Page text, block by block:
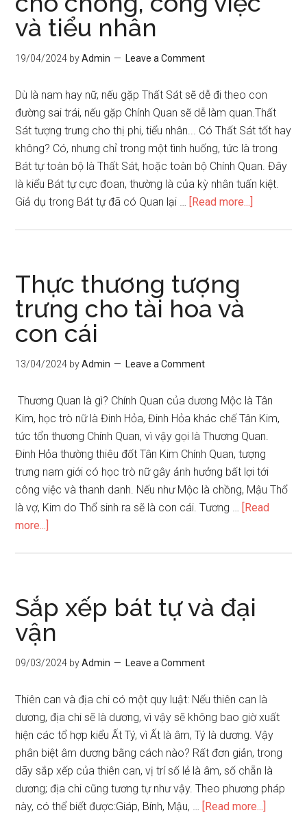
qua
thập
thần
và tiểu nhân
19/04/2024 byAdmin Leave a Comment
Dù là nam hay nữ, nếu gặp Thất Sát sẽ dễ đi theo con
đường sai trái, nếu gặp Chính Quan sẽ dễ làm quan.Thất
Sát tượng trưng cho thị phi, tiểu nhân... Có Thất Sát tốt hay
không? Có, nhưng chỉ trong một tình huống, tức là trong
Bát tự toàn bộ là Thất Sát, hoặc toàn bộ Chính Quan. Đây
là kiểu Bát tự cực đoan, thường là của kỳ nhân tuấn kiệt.
Giả dụ trong Bát tự đã có Quan lại … [Read more...]
nhân
Thực thương tượng
trưng cho tài hoa và
con cái
13/04/2024 byAdmin Leave a Comment
Thương Quan là gì? Chính Quan của dương Mộc là Tân
Kim, học trò nữ là Đinh Hỏa, Đinh Hỏa khác chế Tân Kim,
tức tổn thương Chính Quan, vì vậy gọi là Thương Quan.
Đinh Hỏa thường thiêu đốt Tân Kim Chính Quan, tượng
trưng nam giới có học trò nữ gây ảnh hưởng bất lợi tới
công việc và thanh danh. Nếu như Mộc là chồng, Mậu Thổ
là vợ, Kim do Thổ sinh ra sẽ là con cái. Tương … [Read
more...]
cho
tài
và
cái
Sắp xếp bát tự và đại
vận
09/03/2024 byAdmin Leave a Comment
Thiên can và địa chi có một quy luật: Nếu thiên can là
dương, địa chi sẽ là dương, vì vậy sẽ không bao giờ xuất
hiện các tổ hợp kiểu Ất Tý, vì Ất là âm, Tý là dương. Vậy
phân biệt âm dương bằng cách nào? Rất đơn giản, trong
dãy sắp xếp của thiên can, vị trí số lẻ là âm, số chẵn là
dương; địa chi cũng tương tự như vậy. Theo phương pháp
này, có thể biết được:Giáp, Bính, Mậu, … [Read more...]